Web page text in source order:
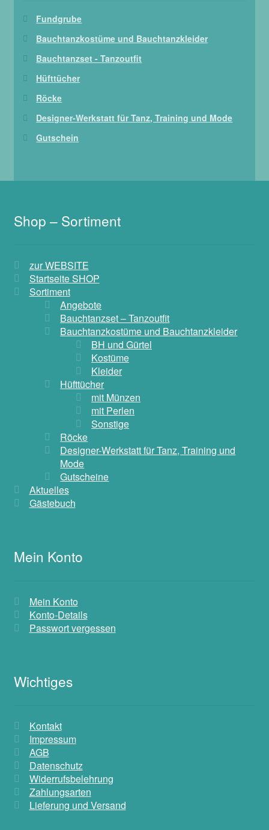
Fundgrube
Bauchtanzkostüme und Bauchtanzkleider
Bauchtanzset - Tanzoutfit
Hüfttücher
Röcke
Designer-Werkstatt für Tanz, Training und Mode
Gutschein
Shop – Sortiment
zur WEBSITE
Startseite SHOP
Sortiment
Angebote
Bauchtanzset – Tanzoutfit
Bauchtanzkostüme und Bauchtanzkleider
BH und Gürtel
Kostüme
Kleider
Hüfttücher
mit Münzen
mit Perlen
Sonstige
Röcke
Designer-Werkstatt für Tanz, Training und
Mode
Gutscheine
Aktuelles
Gästebuch
Mein Konto
Mein Konto
Konto-Details
Passwort vergessen
Wichtiges
Kontakt
Impressum
AGB
Datenschutz
Widerrufsbelehrung
Zahlungsarten
Lieferung und Versand